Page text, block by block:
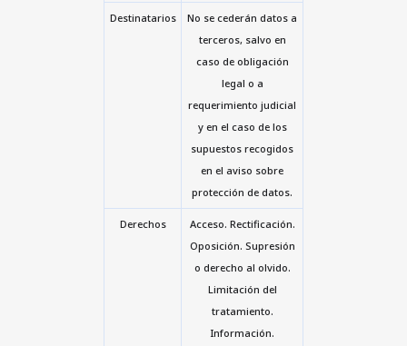
Destinatarios
No se cederán datos a
terceros, salvo en
caso de obligación
legal o a
requerimiento judicial
y en el caso de los
supuestos recogidos
en el aviso sobre
protección de datos.
Derechos
Acceso. Rectificación.
Oposición. Supresión
o derecho al olvido.
Limitación del
tratamiento.
Información.